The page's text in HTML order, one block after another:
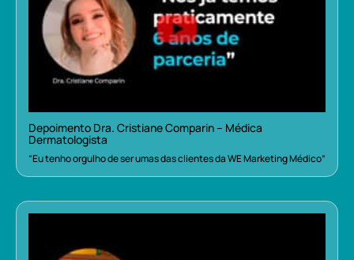
Depoimento Dra. Cristiane Comparin – Médica
Dermatologista
“Eu tenho orgulho de ser umas das clientes da WE Marketing Médico”